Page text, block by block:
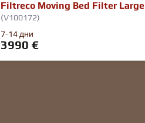
Filtreco Moving Bed Filter Large
(V100172)
7-14 дни
3990 €